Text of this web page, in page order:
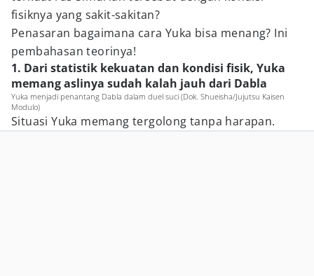
fisiknya yang sakit-sakitan?
Penasaran bagaimana cara Yuka bisa menang? Ini
pembahasan teorinya!
1. Dari statistik kekuatan dan kondisi fisik, Yuka
memang aslinya sudah kalah jauh dari Dabla
Yuka menjadi penantang Dabla dalam duel suci (Dok. Shueisha/Jujutsu Kaisen
Modulo)
Situasi Yuka memang tergolong tanpa harapan.